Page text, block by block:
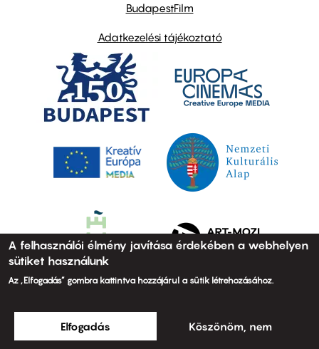
BudapestFilm
Adatkezelési tájékoztató
A felhasználói élmény javítása érdekében a webhelyen
sütiket használunk
Az „Elfogadás” gombra kattintva hozzájárul a sütik létrehozásához.
Elfogadás Köszönöm, nem